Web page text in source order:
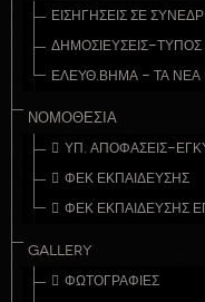
ΕΙΣΗΓΉΣΕΙΣ ΣΕ
ΔΗΜΟΣΙΕΎΣΕΙΣ-ΤΎΠΟΣ
ΕΛΕΎΘ.ΒΉΜΑ - ΤΑ ΝΈΑ
ΝΟΜΟΘΕΣΊΑ
ΥΠ. ΑΠΟΦΆΣΕΙΣ-
ΦΕΚ ΕΚΠΑΊΔΕΥΣΗΣ
ΦΕΚ ΕΚΠΑΊΔΕΥΣΗΣ
GALLERY
ΦΩΤΟΓΡΑΦΙΕΣ